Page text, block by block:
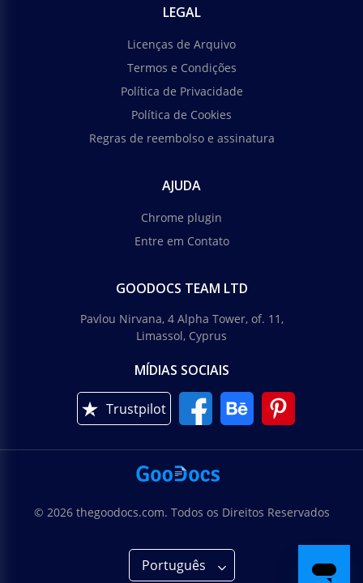
LEGAL
Licenças de Arquivo
Termos e Condições
Política de Privacidade
Política de Cookies
Regras de reembolso e assinatura
AJUDA
Chrome plugin
Entre em Contato
GOODOCS TEAM LTD
Pavlou Nirvana, 4 Alpha Tower, of. 11,
Limassol, Cyprus
MÍDIAS SOCIAIS
Trustpilot
© 2026 thegoodocs.com. Todos os Direitos Reservados
Português